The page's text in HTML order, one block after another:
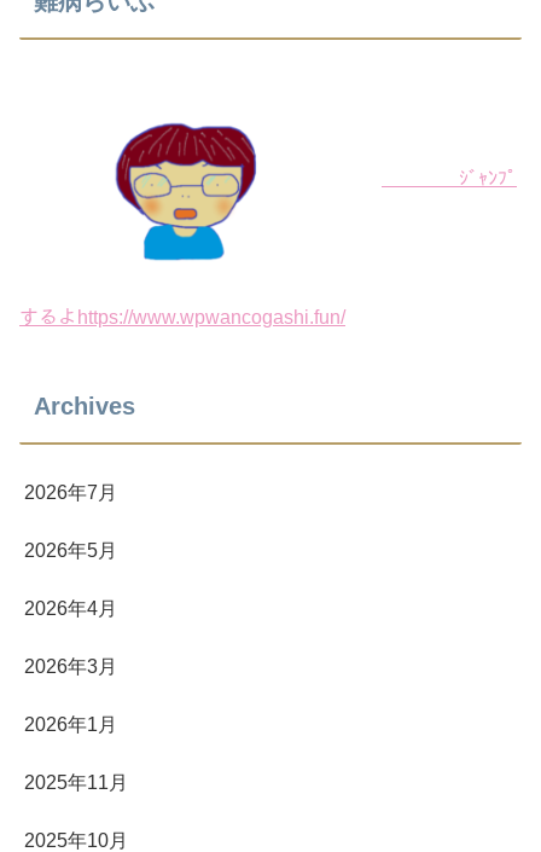
ｼﾞｬﾝﾌﾟ
するよhttps://www.wpwancogashi.fun/
Archives
2026年7月
2026年5月
2026年4月
2026年3月
2026年1月
2025年11月
2025年10月